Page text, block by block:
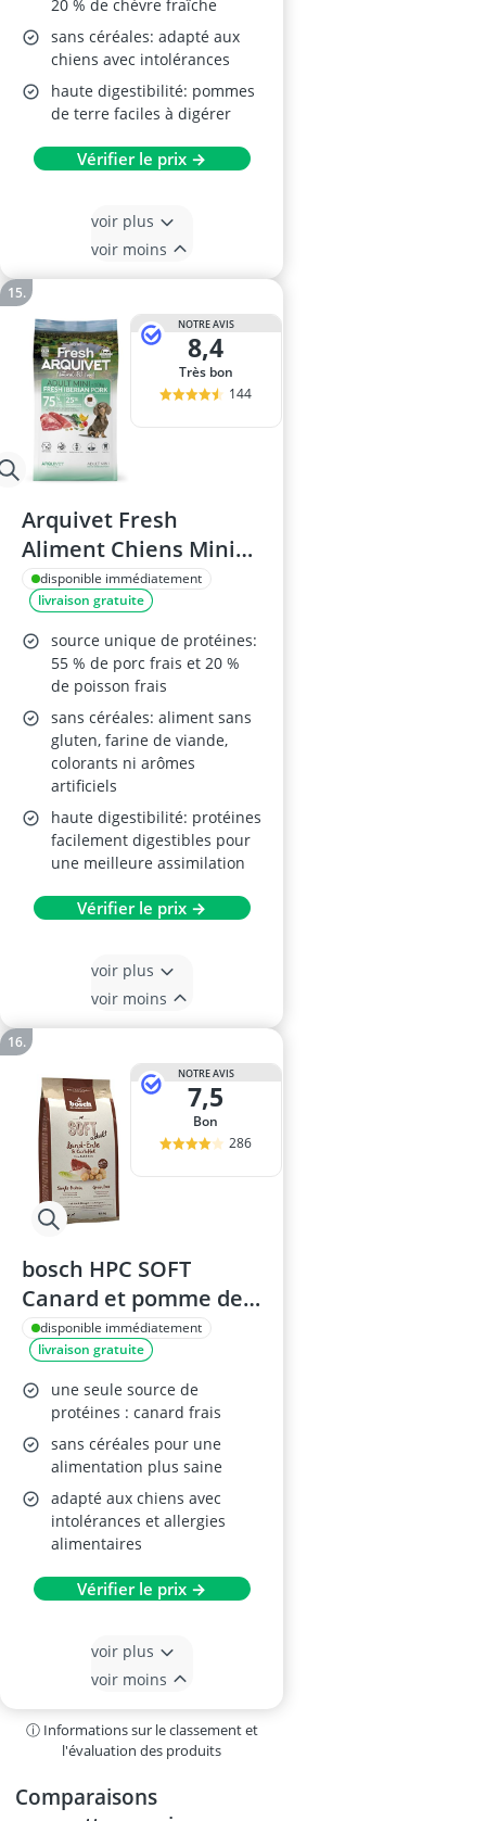
20 % de chèvre fraîche
sans céréales: adapté aux
chiens avec intolérances
haute digestibilité: pommes
de terre faciles à digérer
Vérifier le prix →
voir plus
voir moins
NOTRE AVIS
8,4
Très bon
144
Arquivet Fresh
Aliment Chiens Mini
Porc Ibérique 1 kg
disponible immédiatement
livraison gratuite
source unique de protéines:
55 % de porc frais et 20 %
de poisson frais
sans céréales: aliment sans
gluten, farine de viande,
colorants ni arômes
artificiels
haute digestibilité: protéines
facilement digestibles pour
une meilleure assimilation
Vérifier le prix →
voir plus
voir moins
NOTRE AVIS
7,5
Bon
286
bosch HPC SOFT
Canard et pomme de
terre Croquettes 1kg
disponible immédiatement
livraison gratuite
une seule source de
protéines : canard frais
sans céréales pour une
alimentation plus saine
adapté aux chiens avec
intolérances et allergies
alimentaires
Vérifier le prix →
voir plus
voir moins
ⓘ Informations sur le classement et
l'évaluation des produits
Comparaisons